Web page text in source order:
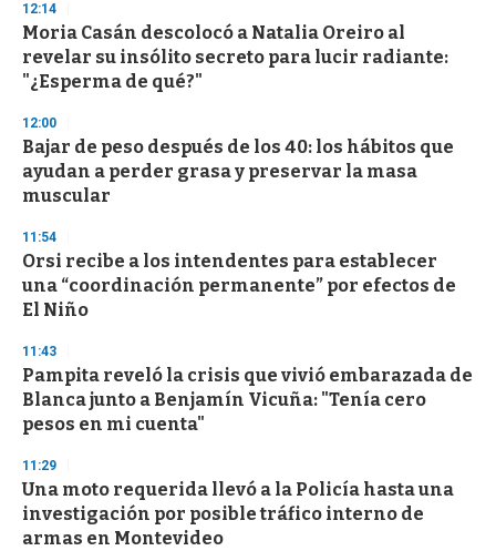
d
s
o
f
s
e
c
o
n
12:14
Moria Casán descolocó a Natalia Oreiro al
revelar su insólito secreto para lucir radiante:
"¿Esperma de qué?"
12:00
Bajar de peso después de los 40: los hábitos que
ayudan a perder grasa y preservar la masa
muscular
11:54
Orsi recibe a los intendentes para establecer
una “coordinación permanente” por efectos de
El Niño
11:43
Pampita reveló la crisis que vivió embarazada de
Blanca junto a Benjamín Vicuña: "Tenía cero
pesos en mi cuenta"
11:29
Una moto requerida llevó a la Policía hasta una
investigación por posible tráfico interno de
armas en Montevideo